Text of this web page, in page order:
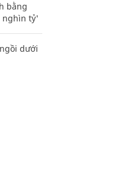
bằng
nghìn tỷ'
dưới